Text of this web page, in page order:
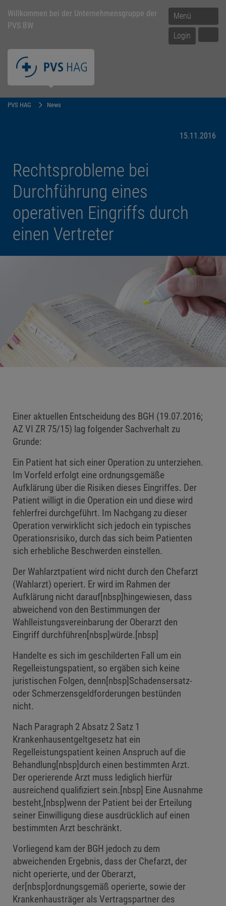
Menü
Login
Willkommen bei der Unternehmensgruppe der
PVS BW
PVS HAG News
15.11.2016
Rechtsprobleme bei
Durchführung eines
operativen Eingriffs durch
einen Vertreter
Einer aktuellen Entscheidung des BGH (19.07.2016;
AZ VI ZR 75/15) lag folgender Sachverhalt zu
Grunde:
Ein Patient hat sich einer Operation zu unterziehen.
Im Vorfeld erfolgt eine ordnungsgemäße
Aufklärung über die Risiken dieses Eingriffes. Der
Patient willigt in die Operation ein und diese wird
fehlerfrei durchgeführt. Im Nachgang zu dieser
Operation verwirklicht sich jedoch ein typisches
Operationsrisiko, durch das sich beim Patienten
sich erhebliche Beschwerden einstellen.
Der Wahlarztpatient wird nicht durch den Chefarzt
(Wahlarzt) operiert. Er wird im Rahmen der
Aufklärung nicht darauf[nbsp]hingewiesen, dass
abweichend von den Bestimmungen der
Wahlleistungsvereinbarung der Oberarzt den
Eingriff durchführen[nbsp]würde.[nbsp]
Handelte es sich im geschilderten Fall um ein
Regelleistungspatient, so ergäben sich keine
juristischen Folgen, denn[nbsp]Schadensersatz-
oder Schmerzensgeldforderungen bestünden
nicht.
Nach Paragraph 2 Absatz 2 Satz 1
Krankenhausentgeltgesetz hat ein
Regelleistungspatient keinen Anspruch auf die
Behandlung[nbsp]durch einen bestimmten Arzt.
Der operierende Arzt muss lediglich hierfür
ausreichend qualifiziert sein.[nbsp] Eine Ausnahme
besteht,[nbsp]wenn der Patient bei der Erteilung
seiner Einwilligung diese ausdrücklich auf einen
bestimmten Arzt beschränkt.
Vorliegend kam der BGH jedoch zu dem
abweichenden Ergebnis, dass der Chefarzt, der
nicht operierte, und der Oberarzt,
der[nbsp]ordnungsgemäß operierte, sowie der
Krankenhausträger als Vertragspartner des